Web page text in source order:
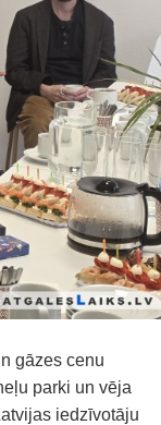
gāzes cenu
parki un vēja
iedzīvotāju